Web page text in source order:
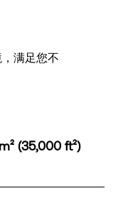
满足您不
(35,000 ft²)